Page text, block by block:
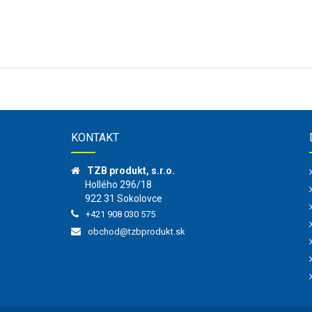
KONTAKT
TZB produkt, s.r.o.
Hollého 296/18
922 31 Sokolovce
+421 908 030 575
obchod@tzbprodukt.sk